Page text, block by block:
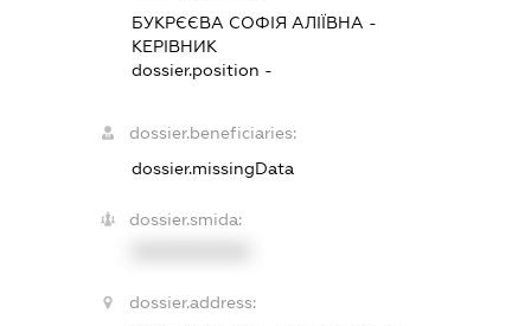
БУКРЄЄВА СОФІЯ АЛІЇВНА -
КЕРІВНИК
dossier.position -
dossier.beneficiaries:
dossier.missingData
dossier.smida:
dossier.address: